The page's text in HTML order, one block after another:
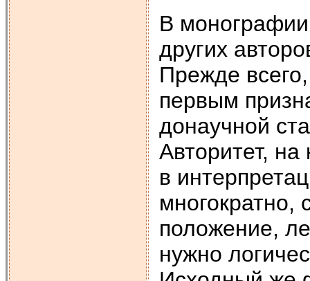
В монографии
других
Прежде
первым
донаучной
Авторитет,
в
многократно,
положение,
нужно